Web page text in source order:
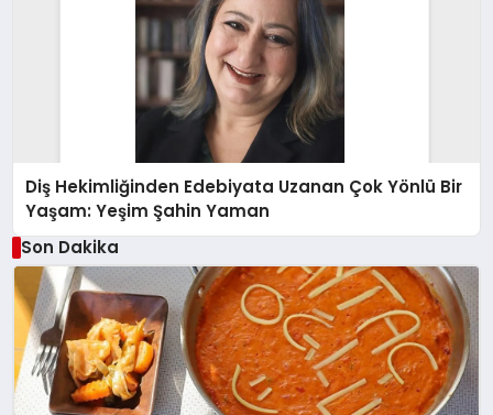
Diş Hekimliğinden Edebiyata Uzanan Çok Yönlü Bir
Yaşam: Yeşim Şahin Yaman
Son Dakika